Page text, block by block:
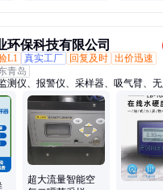
环保科技有限公司
L1 真实工厂 回复及时 出价迅速
青岛
测仪、报警仪、采样器、吸气臂、
质器、风速仪、均浆机、黑度仪、电
数器、传声器、混匀仪、流量计、机
验箱、水浴锅、离心机
超大流量智能空